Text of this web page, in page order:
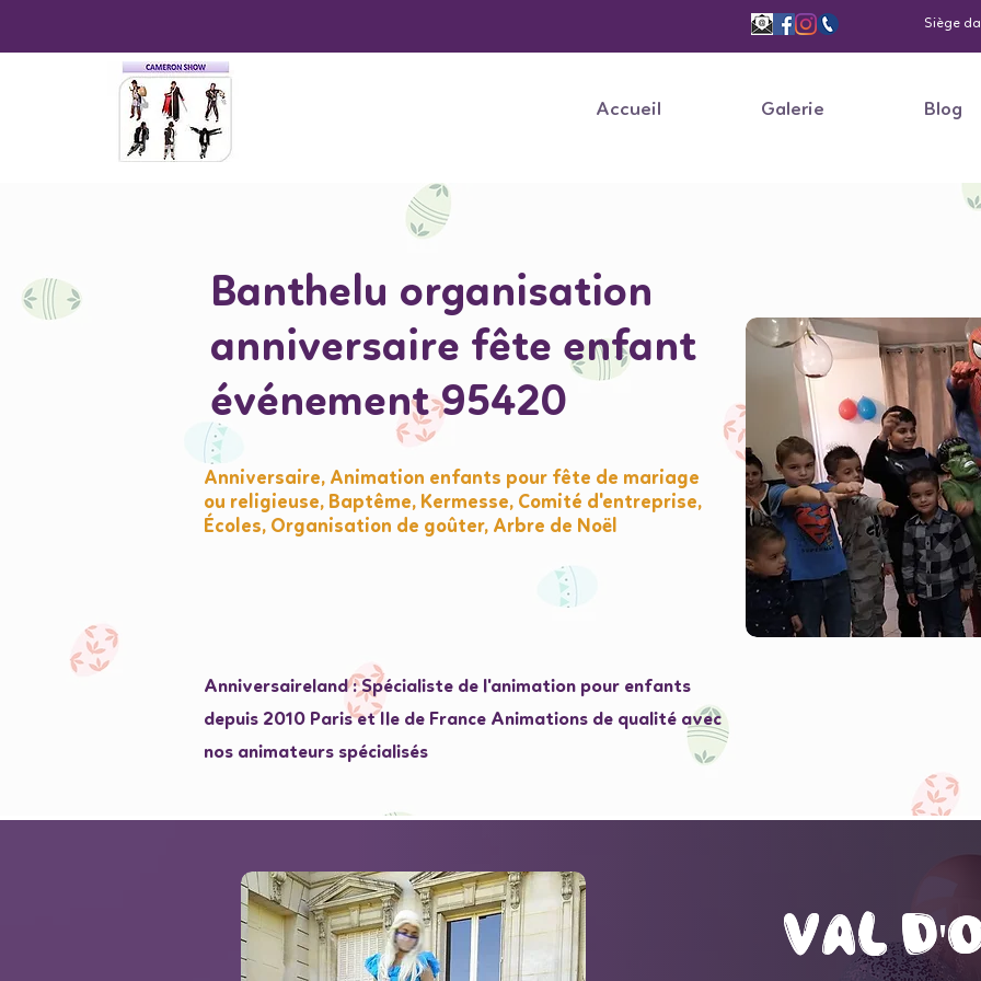
Siège
Accueil Galerie Blog
Banthelu organisation
anniversaire fête enfant
événement 95420
Anniversaire, Animation enfants pour fête de mariage
ou religieuse, Baptême, Kermesse, Comité d'entreprise,
Écoles, Organisation de goûter, Arbre de Noël
Anniversaireland : Spécialiste de l'animation pour enfants
depuis 2010 Paris et Ile de France Animations de qualité avec
nos animateurs spécialisés
val
val